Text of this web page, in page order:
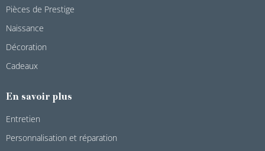
Pièces de Prestige
Naissance
Décoration
Cadeaux
En savoir plus
Entretien
Personnalisation et réparation